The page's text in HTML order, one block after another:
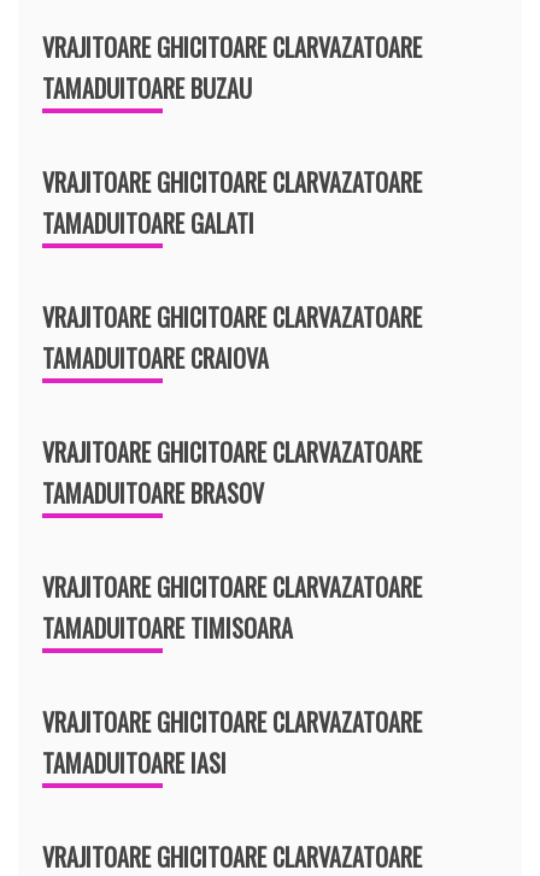
VRAJITOARE GHICITOARE CLARVAZATOARE
TAMADUITOARE BUZAU
VRAJITOARE GHICITOARE CLARVAZATOARE
TAMADUITOARE GALATI
VRAJITOARE GHICITOARE CLARVAZATOARE
TAMADUITOARE CRAIOVA
VRAJITOARE GHICITOARE CLARVAZATOARE
TAMADUITOARE BRASOV
VRAJITOARE GHICITOARE CLARVAZATOARE
TAMADUITOARE TIMISOARA
VRAJITOARE GHICITOARE CLARVAZATOARE
TAMADUITOARE IASI
VRAJITOARE GHICITOARE CLARVAZATOARE